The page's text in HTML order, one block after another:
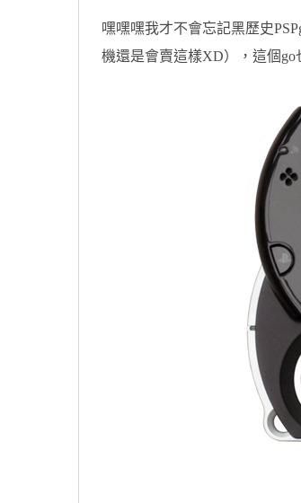
嘿嘿嘿我才不會忘記黑歷史
機還是會賣這樣XD），這個